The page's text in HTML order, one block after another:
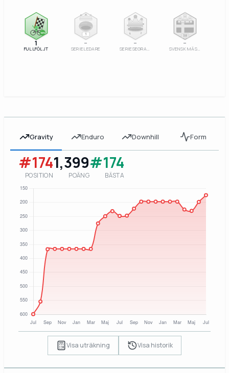
Gravity Enduro Downhill Form
#174
POSITION
1,399
POÄNG
#174
BÄSTA
Visa uträkning Visa historik
100%
1
FULLFÖLJT
1
–
SERIELEDARE
–
SERIESEGRARE
SM
–
SVENSK MÄSTARE